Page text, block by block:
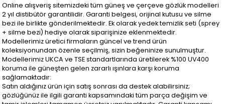
Online alışveriş sitemizdeki tüm güneş ve çerçeve gözlük modelleri
2 yıl distibütör garantilidir. Garanti belgesi, orijinal kutusu ve silme
bezi ile birlikte gönderilmektedir. Ek olarak yedek temizlik seti (sprey
+ silme bezi) hediye olarak siparişinize eklenmektedir.
Modellerimiz üretici firmaların güncel ve trend ürün
koleksiyonundan özenle seçilmiş, sizin beğeninize sunulmuştur.
Modellerimiz UKCA ve TSE standartlarında üretilerek %100 UV400
koruma ile güneşten gelen zararlı ışınlara karşı koruma
sağlamaktadır:
Satın aldığınız ürün için satış sonrası da destek alabilirsiniz;
gözlüğünüz ile ilgili garanti kapsamındaki tüm parça değişim ve